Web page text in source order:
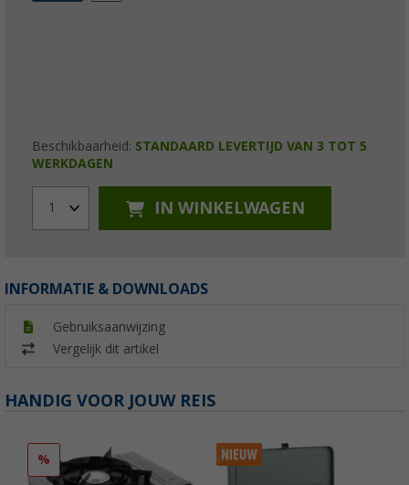
Beschikbaarheid: STANDAARD LEVERTIJD VAN 3 TOT 5
WERKDAGEN
1 IN WINKELWAGEN
INFORMATIE & DOWNLOADS
Gebruiksaanwijzing
Vergelijk dit artikel
HANDIG VOOR JOUW REIS
%